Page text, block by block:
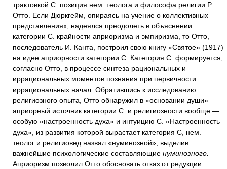
трактовкой С. позиция нем. теолога и философа религии Р.
Отто. Если Дюркгейм, опираясь на учение о коллективных
представлениях, надеялся преодолеть в объяснении
категории С. крайности априоризма и эмпиризма, то Отто,
последователь И. Канта, построил свою книгу «Святое» (1917)
на идее априорности категории С. Категория С. формируется,
согласно Отто, в процессе синтеза рациональных и
иррациональных моментов познания при первичности
иррациональных начал. Обратившись к исследованию
религиозного опыта, Отто обнаружил в «основании души»
априорный источник категории С. и религиозности вообще —
особую «настроенность духа» и интуицию С. «Настроенность
духа», из развития которой вырастает категория С, нем.
теолог и религиовед назвал «нуминозной», выделив
важнейшие психологические составляющие нуминозного.
Априоризм позволил Отто обосновать отказ от редукции